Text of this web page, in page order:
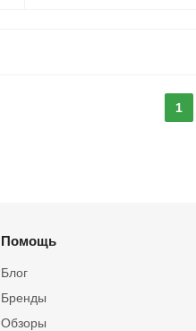
1
Помощь
Блог
Бренды
Обзоры